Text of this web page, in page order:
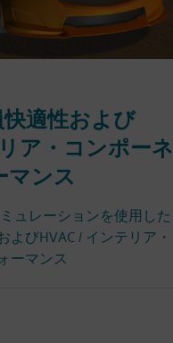
適性および
ア・コンポーネ
マンス
ュレーションを使用した
びHVAC / インテリア・
ーマンス